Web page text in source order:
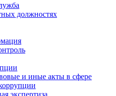
должностях
и иные акты в сфере
экспертиза